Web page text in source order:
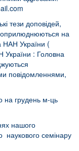
тези доповідей,
оприлюднюються на
НАН України (
України : Головна
повідомленнями,
на грудень м-ць
нашого
наукового семінару